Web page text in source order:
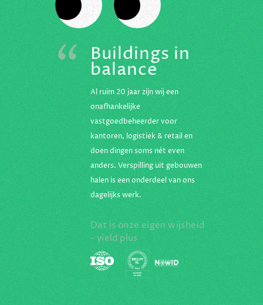
" Buildings in
balance
Al ruim 20 jaar zijn wij een
onafhankelijke
vastgoedbeheerder voor
kantoren, logistiek & retail en
doen dingen soms nét even
anders. Verspilling uit gebouwen
halen is een onderdeel van ons
dagelijks werk.
Dat is onze eigen wijsheid
- yield plus